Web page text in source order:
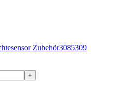
Zubehör3085309
+